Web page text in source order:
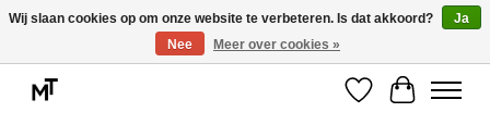
Deskundige installatie of montage nodig? Vraag ons naar de mogelijkheden.
Verlanglijst
Wij slaan cookies op om onze website te verbeteren. Is dat akkoord?
Ja
Nee
Meer over cookies »